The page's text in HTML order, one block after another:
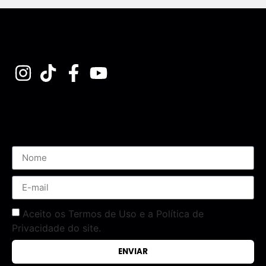
Aceito os Termos de Uso e a Política de
Privacidade do site.
ENVIAR